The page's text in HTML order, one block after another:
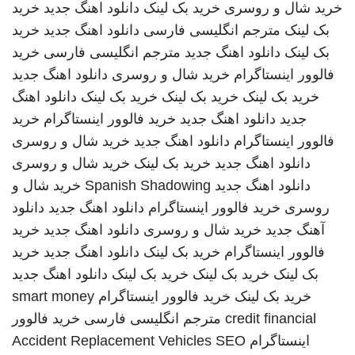
خرید شال و روسری خرید بک لینک دانلود اهنگ جدید خرید
بک لینک مترجم انگلیسی فارسی دانلود اهنگ جدید خرید
بک لینک دانلود اهنگ جدید مترجم انگلیسی فارسی خرید
فالوور اینستاگرام خرید شال و روسری دانلود اهنگ جدید
خرید بک لینک خرید بک لینک خرید بک لینک دانلود اهنگ
جدید دانلود اهنگ جدید خرید فالوور اینستاگرام خرید
فالوور اینستاگرام دانلود اهنگ جدید خرید شال و روسری
دانلود اهنگ جدید خرید بک لینک خرید شال و روسری
دانلود اهنگ جدید Spanish Shadowing خرید شال و
روسری خرید فالوور اینستاگرام دانلود اهنگ جدید دانلود
آهنگ جدید خرید شال و روسری دانلود اهنگ جدید خرید
فالوور اینستاگرام خرید بک لینک دانلود اهنگ جدید خرید
بک لینک خرید بک لینک خرید بک لینک دانلود اهنگ جدید
خرید بک لینک خرید فالوور اینستاگرام smart money
credit financial مترجم انگلیسی فارسی خرید فالوور
اینستاگرام
Accident Replacement Vehicles SEO